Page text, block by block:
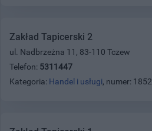
Zakład Tapicerski 2
ul. Nadbrzeżna 11, 83-110 Tczew
Telefon: 5311447
Kategoria: Handel i usługi, numer: 1852